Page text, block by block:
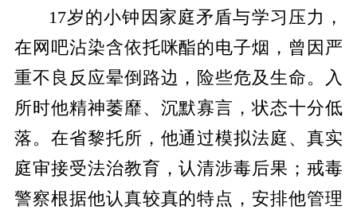
17岁的小钟因家庭矛盾与学习压力，
在网吧沾染含依托咪酯的电子烟，曾因严
重不良反应晕倒路边，险些危及生命。入
所时他精神萎靡、沉默寡言，状态十分低
落。 在省黎托所，他通过模拟法庭、真实
庭审接受法治教育，认清涉毒后果；戒毒
警察根据他认真较真的特点，安排他管理